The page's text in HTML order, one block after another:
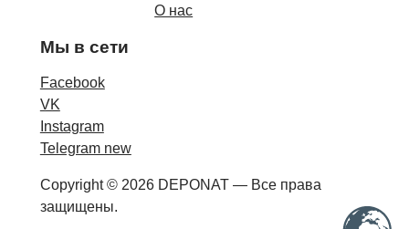
О нас
Мы в сети
Facebook
VK
Instagram
Telegram new
Copyright © 2026 DEPONAT — Все права
защищены.